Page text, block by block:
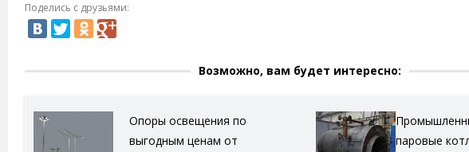
Поделись с друзьями:
Возможно, вам будет интересно:
Опоры освещения по
выгодным ценам от
паровые